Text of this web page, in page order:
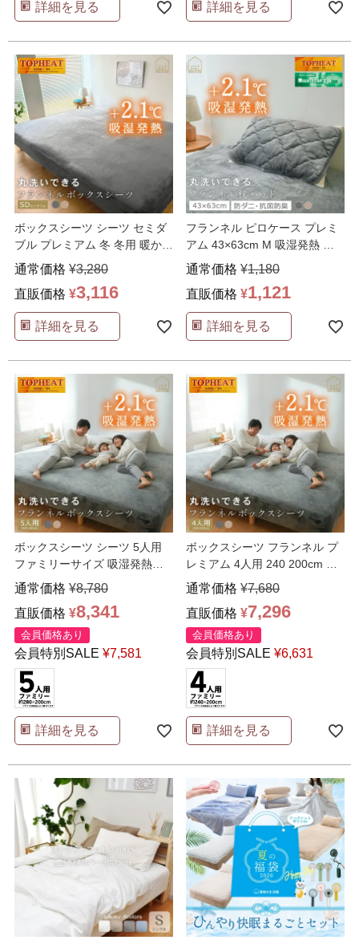
詳細を見る 詳細を見る
ボックスシーツ シーツ セミダ
ブル プレミアム 冬 冬用 暖かい
ふわふわ 洗え …
通常価格 ¥3,280
直販価格 ¥3,116
詳細を見る
フランネル ピロケース プレミ
アム 43×63cm M 吸湿発熱 防
ダニ 抗菌 …
通常価格 ¥1,180
直販価格 ¥1,121
詳細を見る
ボックスシーツ シーツ 5人用
ファミリーサイズ 吸湿発熱
TOPHEAT プレ…
通常価格 ¥8,780
直販価格 ¥8,341
会員価格あり
会員特別SALE ¥7,581
詳細を見る
ボックスシーツ フランネル プ
レミアム 4人用 240 200cm フ
ァミリー…
通常価格 ¥7,680
直販価格 ¥7,296
会員価格あり
会員特別SALE ¥6,631
詳細を見る